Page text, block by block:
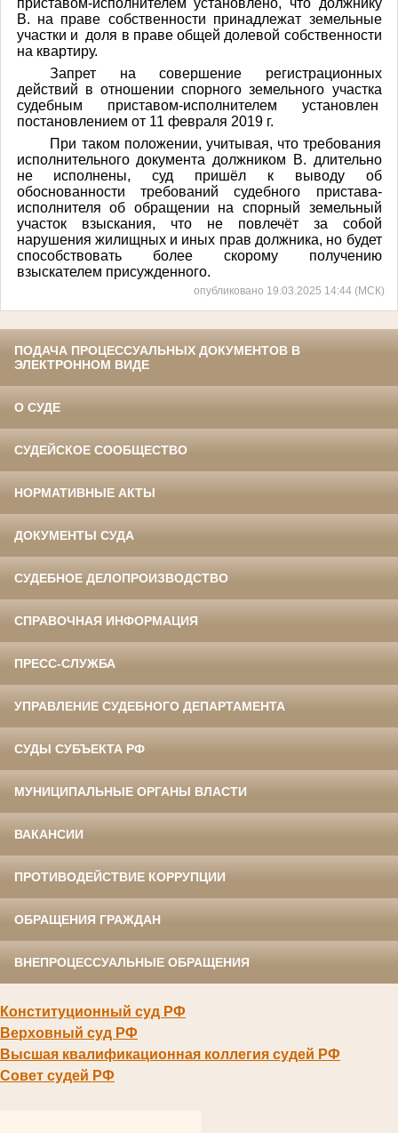
В. на праве собственности принадлежат земельные
участки и доля в праве общей долевой собственности
на квартиру.
Запрет на совершение регистрационных
действий в отношении спорного земельного участка
судебным приставом-исполнителем установлен
постановлением от 11 февраля 2019 г.
При таком положении, учитывая, что требования
исполнительного документа должником В. длительно
не исполнены, суд пришёл к выводу об
обоснованности требований судебного пристава-
исполнителя об обращении на спорный земельный
участок взыскания, что не повлечёт за собой
нарушения жилищных и иных прав должника, но будет
способствовать более скорому получению
взыскателем присужденного.
опубликовано 19.03.2025 14:44 (МСК)
ПОДАЧА ПРОЦЕССУАЛЬНЫХ ДОКУМЕНТОВ В
ЭЛЕКТРОННОМ ВИДЕ
О СУДЕ
СУДЕЙСКОЕ СООБЩЕСТВО
НОРМАТИВНЫЕ АКТЫ
ДОКУМЕНТЫ СУДА
СУДЕБНОЕ ДЕЛОПРОИЗВОДСТВО
СПРАВОЧНАЯ ИНФОРМАЦИЯ
ПРЕСС-СЛУЖБА
УПРАВЛЕНИЕ СУДЕБНОГО ДЕПАРТАМЕНТА
СУДЫ СУБЪЕКТА РФ
МУНИЦИПАЛЬНЫЕ ОРГАНЫ ВЛАСТИ
ВАКАНСИИ
ПРОТИВОДЕЙСТВИЕ КОРРУПЦИИ
ОБРАЩЕНИЯ ГРАЖДАН
ВНЕПРОЦЕССУАЛЬНЫЕ ОБРАЩЕНИЯ
Конституционный суд РФ
Верховный суд РФ
Высшая квалификационная коллегия судей РФ
Совет судей РФ